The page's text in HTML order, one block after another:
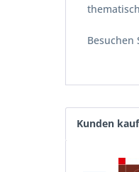
Besuchen
Kunden